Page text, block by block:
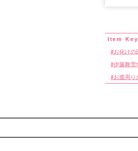
お化けの
伊藤舞雪
お腹周り